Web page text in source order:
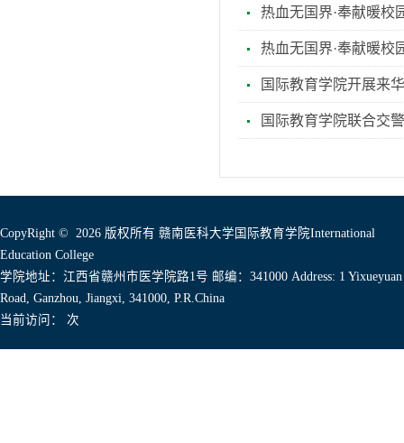
热血无国界·奉献暖校
热血无国界·奉献暖
国际教育学院开展来
国际教育学院联合交
CopyRight © 2026 版权所有 赣南医科大学国际教育学院International
Education College
学院地址：江西省赣州市医学院路1号 邮编：341000 Address: 1 Yixueyuan
Road, Ganzhou, Jiangxi, 341000, P.R.China
当前访问：
次